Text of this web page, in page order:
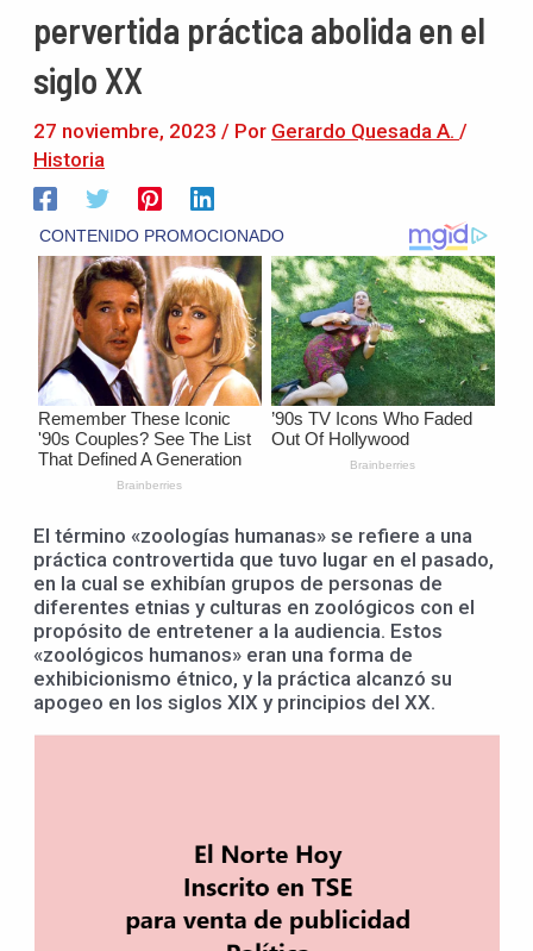
pervertida práctica abolida en el
siglo XX
27 noviembre, 2023 / Por Gerardo Quesada A. /
Historia
El término «zoologías humanas» se refiere a una
práctica controvertida que tuvo lugar en el pasado,
en la cual se exhibían grupos de personas de
diferentes etnias y culturas en zoológicos con el
propósito de entretener a la audiencia. Estos
«zoológicos humanos» eran una forma de
exhibicionismo étnico, y la práctica alcanzó su
apogeo en los siglos XIX y principios del XX.